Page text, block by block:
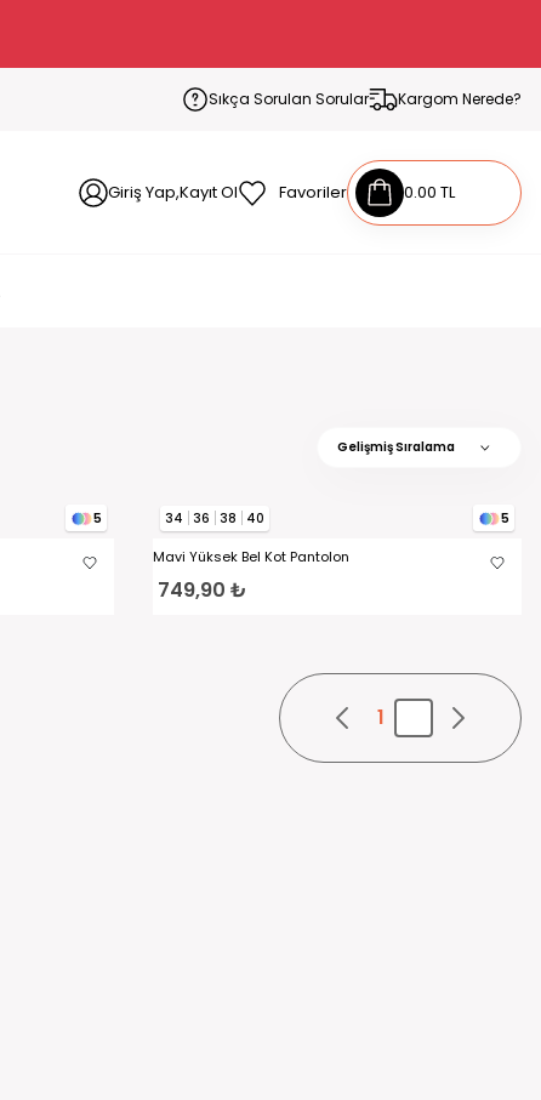
Sıkça Sorulan Sorular Kargom Nerede?
Giriş Yap,Kayıt Ol Favoriler 0.00 TL
5 34 36 38 40 5
Mavi Yüksek Bel Kot Pantolon
749,90 ₺
1